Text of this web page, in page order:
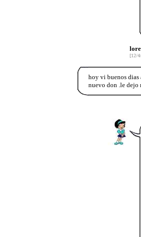
[12/
hoy vi buenos dias
nuevo don .le dejo